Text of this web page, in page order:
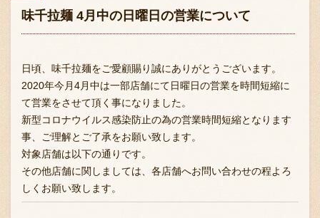
味千拉麺 4月中の日曜日の営業について
日頃、味千拉麺をご愛顧賜り誠にありがとうございます。
2020年今月4月中は一部店舗にて日曜日の営業を時間短縮に
て営業をさせて頂く事になりました。
新型コロナウイルス感染防止の為の営業時間短縮となります
事、ご理解とご了承をお願い致します。
対象店舗は以下の通りです。
その他店舗に関しましては、各店舗へお問い合わせの程よろ
しくお願い致します。